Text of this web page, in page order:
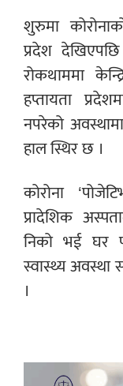
शुरुमा
प्रदेश
रोकथाममा
हप्तायता
नपरेको
हाल स्थिर छ ।
कोरोना
प्रादेशिक
निको भई घर
स्वास्थ्य
।